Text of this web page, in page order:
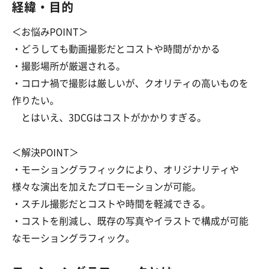
経緯・目的
＜お悩みPOINT＞
・どうしても動画撮影だとコストや時間がかかる
・撮影場所が厳選される。
・コロナ禍で撮影は厳しいが、クオリティの高いものを
作りたい。
とはいえ、3DCGはコストがかかりすぎる。
＜解決POINT＞
・モーショングラフィックにより、オリジナリティや
様々な演出を加えたプロモーションが可能。
・スチル撮影だとコストや時間を軽減できる。
・コストを削減し、既存の写真やイラストで構成が可能
なモーショングラフィック。